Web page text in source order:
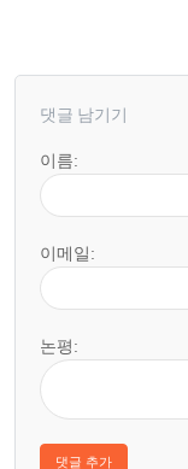
댓글 남기기
이름:
이메일:
논평: